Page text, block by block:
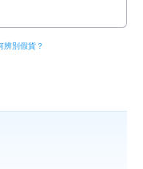
辨別假貨？